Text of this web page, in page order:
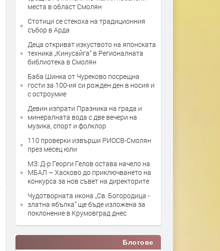
места в област Смолян
Стотици се стекоха на традиционния
събор в Арда
Деца откриват изкуството на японската
техника „Кинусайга“ в Регионалната
библиотека в Смолян
Баба Шинка от Чуреково посрещна
гости за 100-ия си рожден ден в носия и
с остроумие
Девин изпрати Празника на града и
минералната вода с две вечери на
музика, спорт и фолклор
110 проверки извърши РИОСВ-Смолян
през месец юли
МЗ: Д-р Георги Гелов остава начело на
МБАЛ – Хасково до приключването на
конкурса за нов съвет на директорите
Чудотворната икона „Св. Богородица -
златна ябълка” ще бъде изложена за
поклонение в Крумовград днес
Блогове